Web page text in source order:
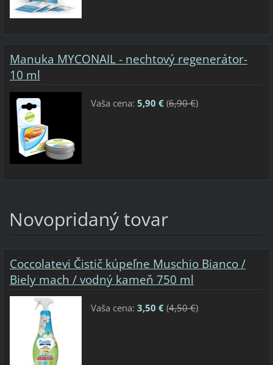
Manuka MYCONAIL - nechtový regenerátor-
10 ml
Vaša cena: 5,90 €(6,90 €)
Novopridaný tovar
Coccolatevi Čistič kúpeľne Muschio Bianco /
Biely mach / vodný kameň 750 ml
Vaša cena: 3,50 €(4,50 €)